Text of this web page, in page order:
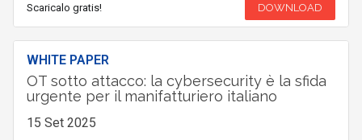
Scaricalo gratis! DOWNLOAD
WHITE PAPER
OT sotto attacco: la cybersecurity è la sfida
urgente per il manifatturiero italiano
15 Set 2025